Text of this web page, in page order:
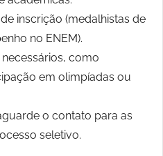
inscrição (medalhistas de
no ENEM).
como
em olimpíadas ou
o contato para as
seletivo.